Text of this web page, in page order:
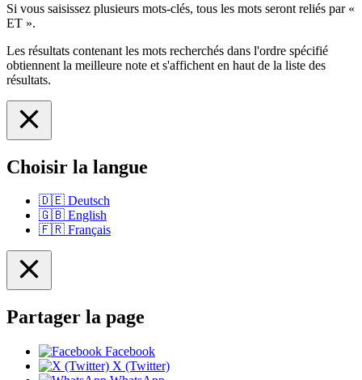
Si vous saisissez plusieurs mots-clés, tous les mots seront reliés par «
ET ».
Les résultats contenant les mots recherchés dans l'ordre spécifié
obtiennent la meilleure note et s'affichent en haut de la liste des
résultats.
Choisir la langue
🇩🇪 Deutsch
🇬🇧 English
🇫🇷 Français
Partager la page
Facebook
X (Twitter)